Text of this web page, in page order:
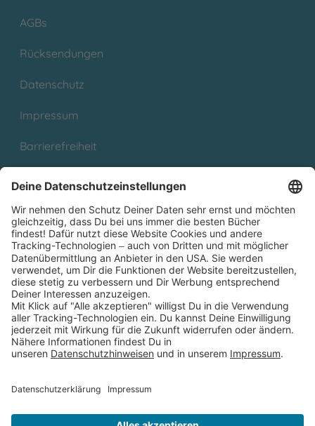
AGBs
Rücksendungen
Datenschutz
Impressum
Barrierefreiheit
Partnerprogramm (Affiliate)
Folge uns auf
* Versandkostenfrei ab 9,00 € Bestellwert innerhalb
Deutschlands
** Lieferzeit 1-3 Werktage innerhalb Deutschlands
Thienemann-Esslinger Verlag GmbH, Blumenstraße 36, D-70182